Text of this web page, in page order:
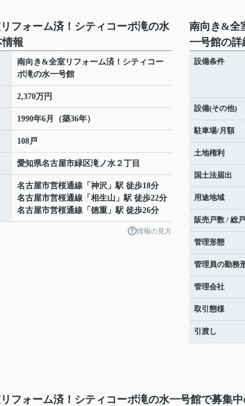
フォーム済！シティコーポ滝の水
報
南向き&全室リフォーム済！シティコー
ポ滝の水一号館
2,370万円
1990年6月（築36年）
108戸
愛知県名古屋市緑区滝ノ水 ２丁目
名古屋市営桜通線 「 神沢 」駅 徒歩18分
名古屋市営桜通線 「 相生山 」駅 徒歩22分
名古屋市営桜通線 「 徳重 」駅 徒歩26分
情報の見方
南向き&全
一号館の詳
設備条件
設備(その他)
駐車場/月額
土地権利
国土法届出
用途地域
販売戸数 / 総
管理形態
管理員の勤務
管理会社
取引態様
引渡し
フォーム済！シティコーポ滝の水一号館で募集